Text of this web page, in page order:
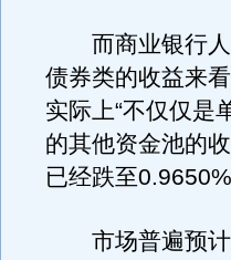
而商业银行人
债券类的收益来
实际上“不仅仅是
的其他资金池的
已经跌至0.9650%
市场普遍预计